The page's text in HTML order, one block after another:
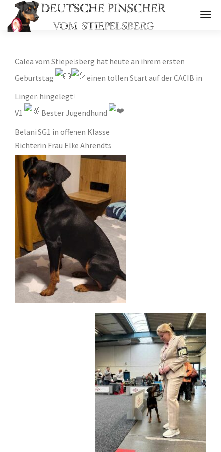
Calea vom Stiepelsberg hat heute an ihrem ersten
Geburtstag
einen tollen Start auf der CACIB in
Lingen hingelegt!
V1
Bester Jugendhund
Belani SG1 in offenen Klasse
Richterin Frau Elke Ahrendts